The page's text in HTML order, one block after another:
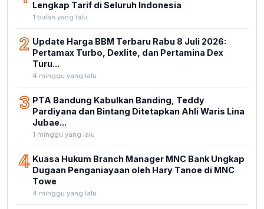
Lengkap Tarif di Seluruh Indonesia
1 bulan yang lalu
2 Update Harga BBM Terbaru Rabu 8 Juli 2026:
Pertamax Turbo, Dexlite, dan Pertamina Dex
Turu...
4 minggu yang lalu
3 PTA Bandung Kabulkan Banding, Teddy
Pardiyana dan Bintang Ditetapkan Ahli Waris Lina
Jubae...
1 minggu yang lalu
4 Kuasa Hukum Branch Manager MNC Bank Ungkap
Dugaan Penganiayaan oleh Hary Tanoe di MNC
Towe
4 minggu yang lalu